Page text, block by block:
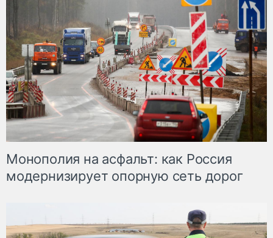
Монополия на асфальт: как Россия
модернизирует опорную сеть дорог